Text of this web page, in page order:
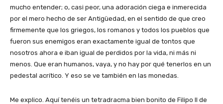
mucho entender; o, casi peor, una adoración ciega e inmerecida
por el mero hecho de ser Antigüedad, en el sentido de que creo
firmemente que los griegos, los romanos y todos los pueblos que
fueron sus enemigos eran exactamente igual de tontos que
nosotros ahora e iban igual de perdidos por la vida, ni más ni
menos. Que eran humanos, vaya, y no hay por qué tenerlos en un
pedestal acrítico. Y eso se ve también en las monedas.
Me explico. Aquí tenéis un tetradracma bien bonito de Filipo II de